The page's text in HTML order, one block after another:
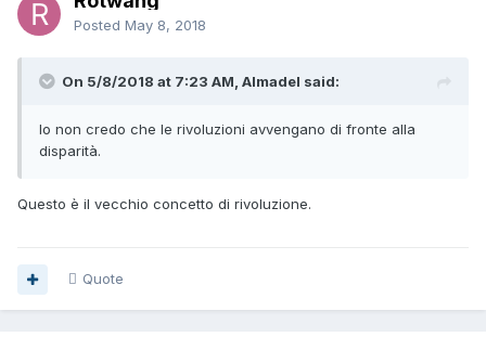
Posted May 8, 2018
On 5/8/2018 at 7:23 AM, Almadel said:
Io non credo che le rivoluzioni avvengano di fronte alla
disparità.
Questo è il vecchio concetto di rivoluzione.
Quote